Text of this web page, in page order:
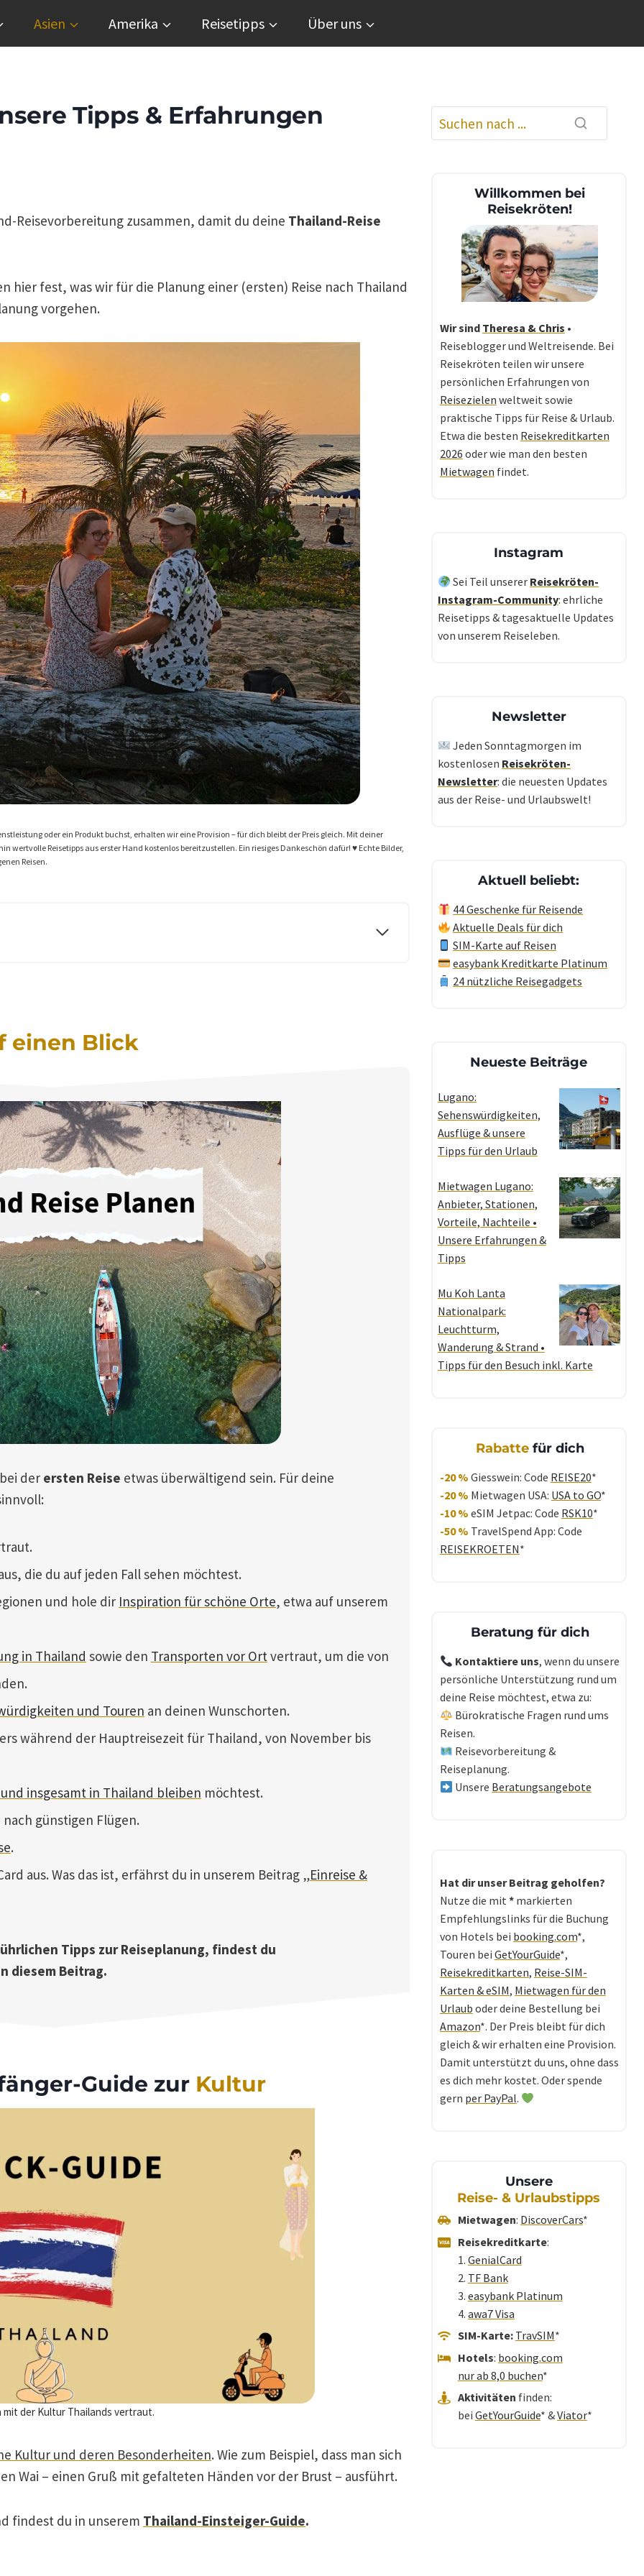
Asien Amerika Reisetipps Über uns
Tipps & Erfahrungen
Reisevorbereitung zusammen, damit du deine Thailand-Reise
hier fest, was wir für die Planung einer (ersten) Reise nach Thailand
vorgehen.
oder ein Produkt buchst, erhalten wir eine Provision – für dich bleibt der Preis gleich. Mit deiner
Reisetipps aus erster Hand kostenlos bereitzustellen. Ein riesiges Dankeschön dafür! ♥️ Echte Bilder,
Reisen.
einen Blick
der ersten Reise etwas überwältigend sein. Für deine
die du auf jeden Fall sehen möchtest.
und hole dir Inspiration für schöne Orte, etwa auf unserem
in Thailand sowie den Transporten vor Ortvertraut, um die von
und Touren an deinen Wunschorten.
während der Hauptreisezeit für Thailand, von November bis
insgesamt in Thailand bleiben möchtest.
günstigen Flügen.
.
aus. Was das ist, erfährst du in unserem Beitrag „Einreise &
Tipps zur Reiseplanung, findest du
diesem Beitrag.
Guide zur Kultur
mit der Kultur Thailands vertraut.
Kultur und deren Besonderheiten. Wie zum Beispiel, dass man sich
Wai – einen Gruß mit gefalteten Händen vor der Brust – ausführt.
findest du in unserem Thailand-Einsteiger-Guide.
Willkommen bei
Reisekröten!
Wir sind Theresa & Chris •
Reiseblogger und Weltreisende. Bei
Reisekröten teilen wir unsere
persönlichen Erfahrungen von
Reisezielen weltweit sowie
praktische Tipps für Reise & Urlaub.
Etwa die besten Reisekreditkarten
2026 oder wie man den besten
Mietwagen findet.
Instagram
Sei Teil unserer Reisekröten-
Instagram-Community: ehrliche
Reisetipps & tagesaktuelle Updates
von unserem Reiseleben.
Newsletter
Jeden Sonntagmorgen im
kostenlosen Reisekröten-
Newsletter: die neuesten Updates
aus der Reise- und Urlaubswelt!
Aktuell beliebt:
44 Geschenke für Reisende
Aktuelle Deals für dich
SIM-Karte auf Reisen
easybank Kreditkarte Platinum
24 nützliche Reisegadgets
Neueste Beiträge
Lugano:
Sehenswürdigkeiten,
Ausflüge & unsere
Tipps für den Urlaub
Mietwagen Lugano:
Anbieter, Stationen,
Vorteile, Nachteile •
Unsere Erfahrungen &
Tipps
Mu Koh Lanta
Nationalpark:
Leuchtturm,
Wanderung & Strand •
Tipps für den Besuch inkl. Karte
Rabatte für dich
-20 % Giesswein: Code REISE20*
-20 % Mietwagen USA: USA to GO*
-10 % eSIM Jetpac: Code RSK10*
-50 % TravelSpend App: Code
REISEKROETEN*
Beratung für dich
Kontaktiere uns, wenn du unsere
persönliche Unterstützung rund um
deine Reise möchtest, etwa zu:
Bürokratische Fragen rund ums
Reisen.
Reisevorbereitung &
Reiseplanung.
Unsere Beratungsangebote
Hat dir unser Beitrag geholfen?
Nutze die mit *markierten
Empfehlungslinks für die Buchung
von Hotels bei booking.com*,
Touren bei GetYourGuide*,
Reisekreditkarten, Reise-SIM-
Karten & eSIM, Mietwagen für den
Urlaub oder deine Bestellung bei
Amazon*. Der Preis bleibt für dich
gleich & wir erhalten eine Provision.
Damit unterstützt du uns, ohne dass
es dich mehr kostet. Oder spende
gern per PayPal.
Unsere
Reise- & Urlaubstipps
Mietwagen: DiscoverCars*
Reisekreditkarte:
1. GenialCard
2. TF Bank
3. easybank Platinum
4. awa7 Visa
SIM-Karte: TravSIM*
Hotels: booking.com
nur ab 8,0 buchen*
Aktivitäten finden:
bei GetYourGuide* &Viator*